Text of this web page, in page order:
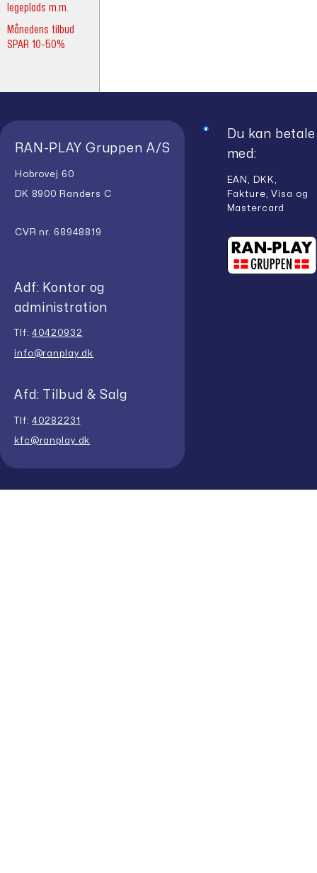
legeplads m.m.
Månedens tilbud
SPAR 10-50%
RAN-PLAY Gruppen A/S
Hobrovej 60
DK 8900 Randers C
CVR nr. 68948819
Adf: Kontor og
administration
Tlf:40420932
info@ranplay.dk
Afd: Tilbud & Salg
Tlf:40282231
kfc@ranplay.dk
Du kan betale
med:
EAN, DKK,
Fakture, Visa og
Mastercard